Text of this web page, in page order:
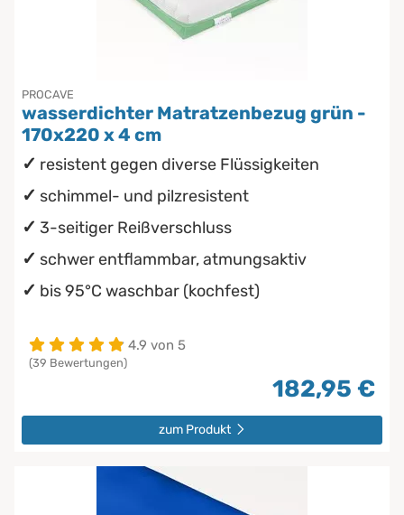
PROCAVE
wasserdichter Matratzenbezug grün -
170x220 x 4 cm
resistent gegen diverse Flüssigkeiten
schimmel- und pilzresistent
3-seitiger Reißverschluss
schwer entflammbar, atmungsaktiv
bis 95°C waschbar (kochfest)
4.9 von 5
(39 Bewertungen)
182,95 €
zum Produkt